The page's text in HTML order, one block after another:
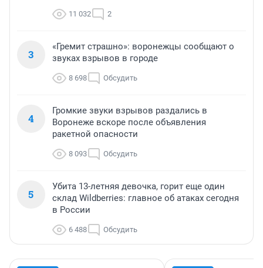
11 032 2
3
«Гремит страшно»: воронежцы сообщают о
звуках взрывов в городе
8 698 Обсудить
4
Громкие звуки взрывов раздались в
Воронеже вскоре после объявления
ракетной опасности
8 093 Обсудить
5
Убита 13-летняя девочка, горит еще один
склад Wildberries: главное об атаках сегодня
в России
6 488 Обсудить